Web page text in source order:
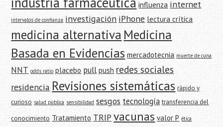
influenza internet
intervalos de confianza investigación iPhone lectura crítica
medicina alternativa Medicina
Basada en Evidencias mercadotecnia muerte de cuna
NNT odds ratio placebo pull push redes sociales
residencia Revisiones sistemáticas rápido y
curioso salud pública sensibilidad sesgos tecnología transferencia del
conocimiento Tratamiento TRIPvacunas valor P ética